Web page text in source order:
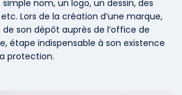
nom, un logo, un dessin, des
Lors de la création d’une marque,
son dépôt auprès de l’office de
étape indispensable à son existence
protection.